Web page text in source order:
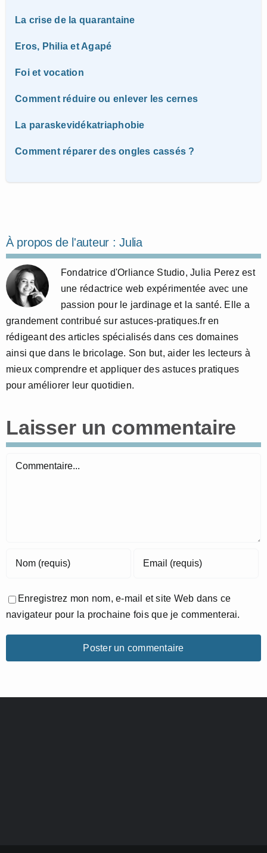
La crise de la quarantaine
Eros, Philia et Agapé
Foi et vocation
Comment réduire ou enlever les cernes
La paraskevidékatriaphobie
Comment réparer des ongles cassés ?
À propos de l'auteur :Julia
Fondatrice d'Orliance Studio, Julia Perez est
une rédactrice web expérimentée avec une
passion pour le jardinage et la santé. Elle a
grandement contribué sur astuces-pratiques.fr en
rédigeant des articles spécialisés dans ces domaines
ainsi que dans le bricolage. Son but, aider les lecteurs à
mieux comprendre et appliquer des astuces pratiques
pour améliorer leur quotidien.
Laisser un commentaire
Commentaire
Enregistrez mon nom, e-mail et site Web dans ce
navigateur pour la prochaine fois que je commenterai.